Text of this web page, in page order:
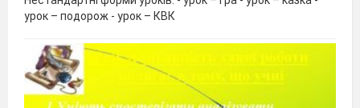
урок – подорож - урок – КВК